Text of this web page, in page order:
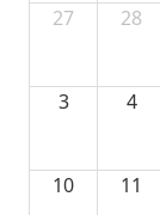
27
28
3 4
10 11